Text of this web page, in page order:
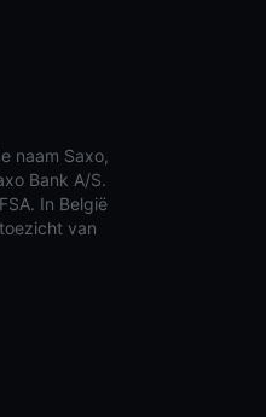
naam Saxo,
Bank A/S.
In België
van